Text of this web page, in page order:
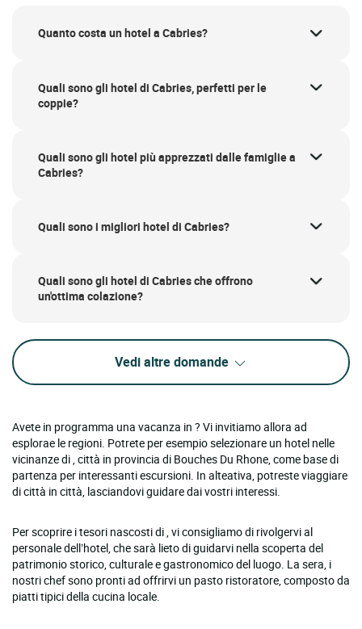
Quanto costa un hotel a Cabries?
Quali sono gli hotel di Cabries, perfetti per le
coppie?
Quali sono gli hotel più apprezzati dalle famiglie a
Cabries?
Quali sono i migliori hotel di Cabries?
Quali sono gli hotel di Cabries che offrono
un'ottima colazione?
Vedi altre domande
Avete in programma una vacanza in ? Vi invitiamo allora ad
esplorae le regioni. Potrete per esempio selezionare un hotel nelle
vicinanze di , città in provincia di Bouches Du Rhone, come base di
partenza per interessanti escursioni. In alteativa, potreste viaggiare
di città in città, lasciandovi guidare dai vostri interessi.
Per scoprire i tesori nascosti di , vi consigliamo di rivolgervi al
personale dell’hotel, che sarà lieto di guidarvi nella scoperta del
patrimonio storico, culturale e gastronomico del luogo. La sera, i
nostri chef sono pronti ad offrirvi un pasto ristoratore, composto da
piatti tipici della cucina locale.